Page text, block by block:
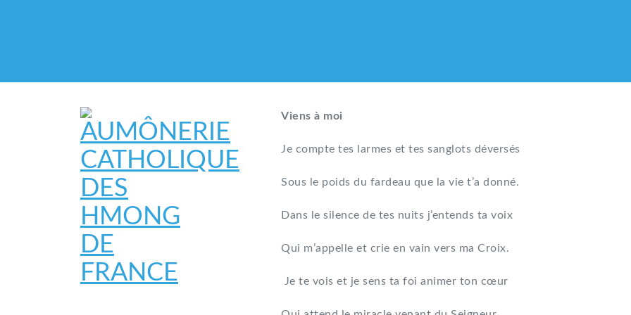
Viens à moi
Je compte tes larmes et tes sanglots déversés
Sous le poids du fardeau que la vie t’a donné.
Dans le silence de tes nuits j’entends ta voix
Qui m’appelle et crie en vain vers ma Croix.
Je te vois et je sens ta foi animer ton cœur